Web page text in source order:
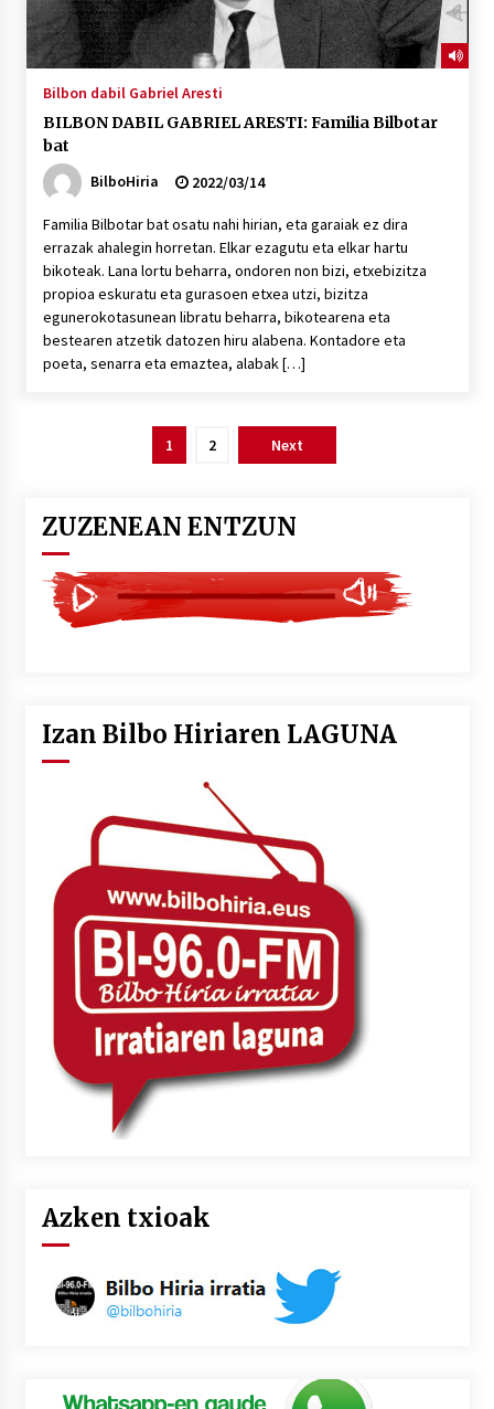
Bilbon dabil Gabriel Aresti
BILBON DABIL GABRIEL ARESTI: Familia Bilbotar
bat
BilboHiria
2022/03/14
Familia Bilbotar bat osatu nahi hirian, eta garaiak ez dira
errazak ahalegin horretan. Elkar ezagutu eta elkar hartu
bikoteak. Lana lortu beharra, ondoren non bizi, etxebizitza
propioa eskuratu eta gurasoen etxea utzi, bizitza
egunerokotasunean libratu beharra, bikotearena eta
bestearen atzetik datozen hiru alabena. Kontadore eta
poeta, senarra eta emaztea, alabak […]
1 2 Next
ZUZENEAN ENTZUN
Izan Bilbo Hiriaren LAGUNA
Azken txioak